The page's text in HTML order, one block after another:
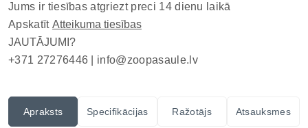
Jums ir tiesības atgriezt preci 14 dienu laikā
Apskatīt Atteikuma tiesības
JAUTĀJUMI?
+371 27276446 | info@zoopasaule.lv
Apraksts Specifikācijas Ražotājs Atsauksmes